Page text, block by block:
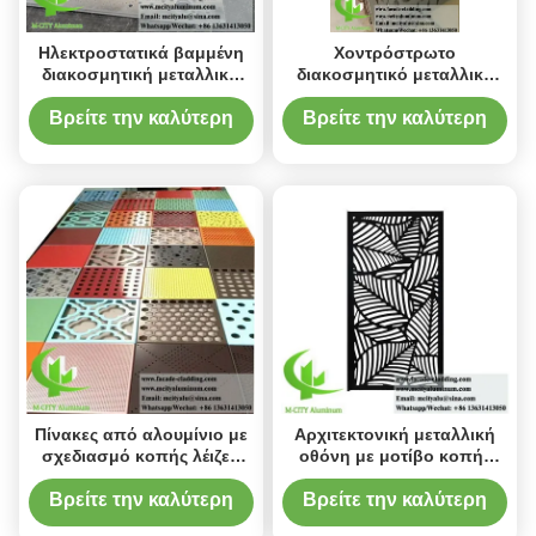
Ηλεκτροστατικά βαμμένη
διακοσμητική μεταλλική
οθόνη με προσαρμοσμένο
σχέδιο, κομμένο με λέιζερ
Βρείτε την καλύτερη
Χοντρόστρωτο
διακοσμητικό μεταλλικό
οθόνη φύλλο αλουμινίου
με προσαρμόσιμα
χρώματα RAL και πάχος 3
Βρείτε την καλύτερη
Πίνακες από αλουμίνιο με
σχεδιασμό κοπής λέιζερ
για προσαρμόσιμη οθόνη
ιδιωτικότητας
Βρείτε την καλύτερη
Αρχιτεκτονική μεταλλική
οθόνη με μοτίβο κοπής
λέιζερ και επικαλυμμένο με
σκόνη φινίρισμα σε
Βρείτε την καλύτερη